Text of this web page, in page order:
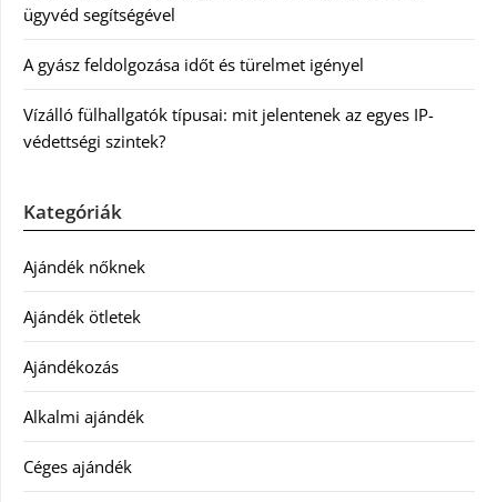
ügyvéd segítségével
A gyász feldolgozása időt és türelmet igényel
Vízálló fülhallgatók típusai: mit jelentenek az egyes IP-
védettségi szintek?
Kategóriák
Ajándék nőknek
Ajándék ötletek
Ajándékozás
Alkalmi ajándék
Céges ajándék